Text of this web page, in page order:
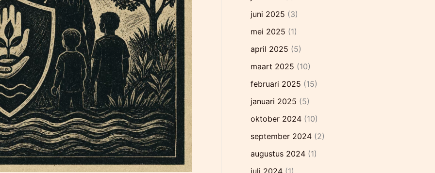
juni 2025 (3)
mei 2025 (1)
april 2025 (5)
maart 2025 (10)
februari 2025 (15)
januari 2025 (5)
oktober 2024 (10)
september 2024 (2)
augustus 2024 (1)
juli 2024 (1)